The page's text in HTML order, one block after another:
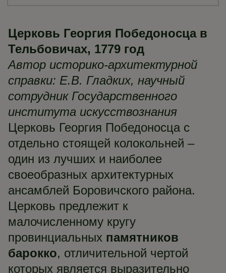
Церковь Георгия Победоносца в
Тельбовичах, 1779 год
Автор историко-архитектурной
справки: Е.В. Гладких, научный
сотрудник Государственного
института искусствознания
Церковь Георгия Победоносца с
отдельно стоящей колокольней –
один из лучших и наиболее
своеобразных архитектурных
ансамблей Боровичского района.
Церковь предлежит к
малочисленному кругу
провинциальных памятников
барокко, отличительной чертой
которых является выразительно